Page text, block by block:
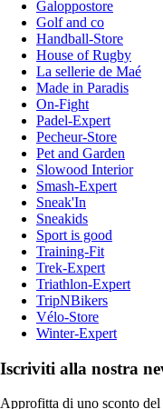
Galoppostore
Golf and co
Handball-Store
House of Rugby
La sellerie de Maé
Made in Paradis
On-Fight
Padel-Expert
Pecheur-Store
Pet and Garden
Slowood Interior
Smash-Expert
Sneak'In
Sneakids
Sport is good
Training-Fit
Trek-Expert
Triathlon-Expert
TripNBikers
Vélo-Store
Winter-Expert
Iscriviti alla nostra
Approfitta di uno sconto